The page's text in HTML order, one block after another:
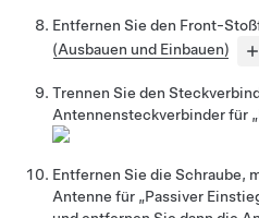
Entfernen Sie den Front-
(Ausbauen und Einbauen)
Trennen Sie den
Antennensteckverbinder für
Entfernen Sie die Schraube,
Antenne für „Passiver